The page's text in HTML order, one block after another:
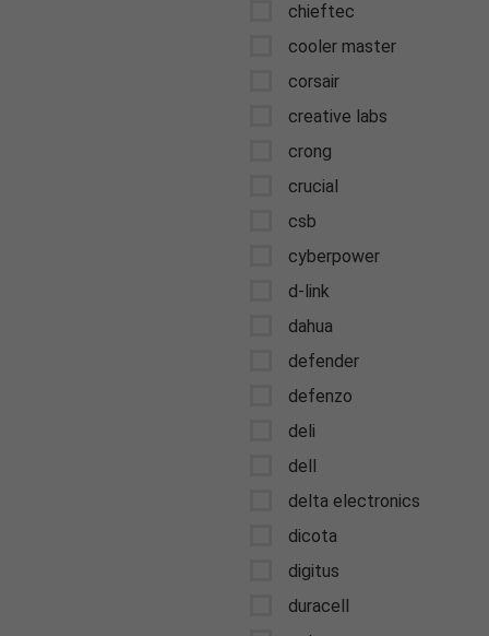
chieftec
cooler master
corsair
creative labs
crong
crucial
csb
cyberpower
d-link
dahua
defender
defenzo
deli
dell
delta electronics
dicota
digitus
duracell